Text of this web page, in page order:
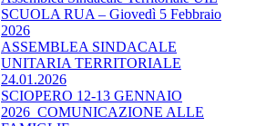
SCUOLA RUA – Giovedì 5 Febbraio
2026
ASSEMBLEA SINDACALE
UNITARIA TERRITORIALE
24.01.2026
SCIOPERO 12-13 GENNAIO
2026_COMUNICAZIONE ALLE